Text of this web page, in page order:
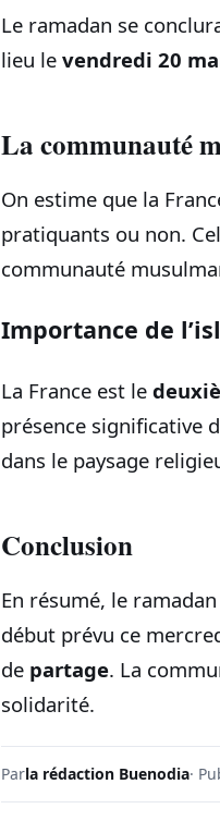
Le ramadan se
lieu le vendredi 20
La communauté
On estime que la
pratiquants ou non.
communauté
Importance de
La France est le
présence significative
dans le paysage
Conclusion
En résumé, le
début prévu ce
de partage. La
solidarité.
Parla rédaction Buenodia·